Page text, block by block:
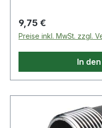
Regulärer Preis:
9,75 €
Preise inkl. MwSt. zzgl.
In